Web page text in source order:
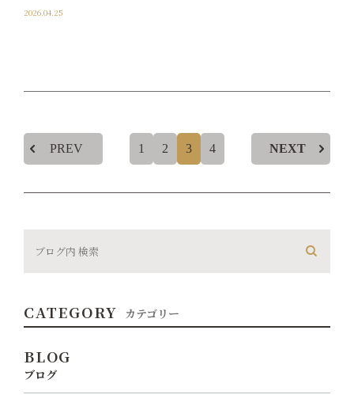
2026.04.25
PREV 1 2 3 4 NEXT
CATEGORY カテゴリー
BLOG
ブログ